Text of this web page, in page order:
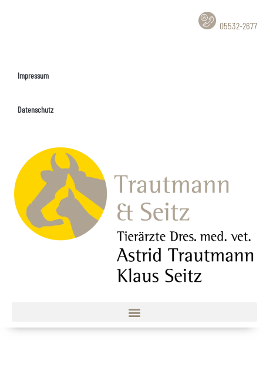
05532-2677
Impressum
Datenschutz